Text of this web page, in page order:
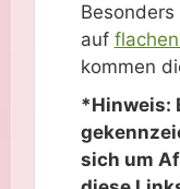
auf
kommen
*Hinweis:
sich um